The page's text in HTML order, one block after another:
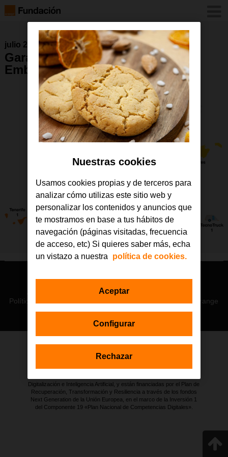
julio 2021
GarageLabs España 2016-2022 +
Embajadores
© Orange 2026
Accesibilidad
Lectura accesible: Confort+
Política de privacidad
Orange
Estas actuaciones forman parte de la iniciativa Generación D
impulsada por Red.es, Ministerio para la Transformación Digital y de
Digitalización e Inteligencia Artificial, y están financiadas por el Plan de
Recuperación, Transformación y Resiliencia a través de los fondos
Next Generation de la Unión Europea, en el marco de la Inversión 1
del Componente 19 «Plan Nacional de Competencias Digitales».
Nuestras cookies
Usamos cookies propias y de terceros para
analizar cómo utilizas este sitio web y
personalizar los contenidos y anuncios que
te mostramos en base a tus hábitos de
navegación (páginas visitadas, frecuencia
de acceso, etc) Si quieres saber más, echa
un vistazo a nuestra
política de cookies.
Configurar
Rechazar
Aceptar